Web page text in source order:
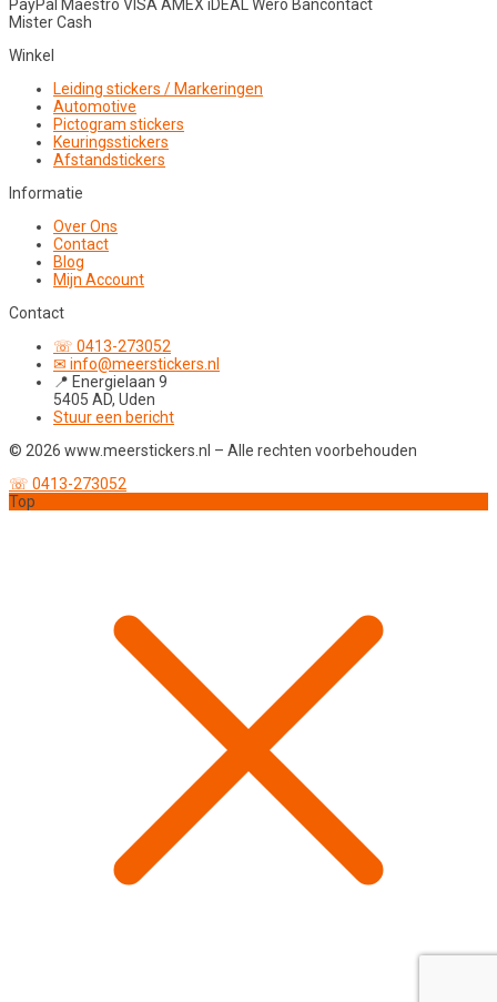
PayPal Maestro VISAAMEXiDEALWero Bancontact
Mister Cash
Winkel
Leiding stickers / Markeringen
Automotive
Pictogram stickers
Keuringsstickers
Afstandstickers
Informatie
Over Ons
Contact
Blog
Mijn Account
Contact
☏ 0413-273052
✉ info@meerstickers.nl
📍 Energielaan 9
5405 AD, Uden
Stuur een bericht
© 2026 www.meerstickers.nl – Alle rechten voorbehouden
☏ 0413-273052
Top